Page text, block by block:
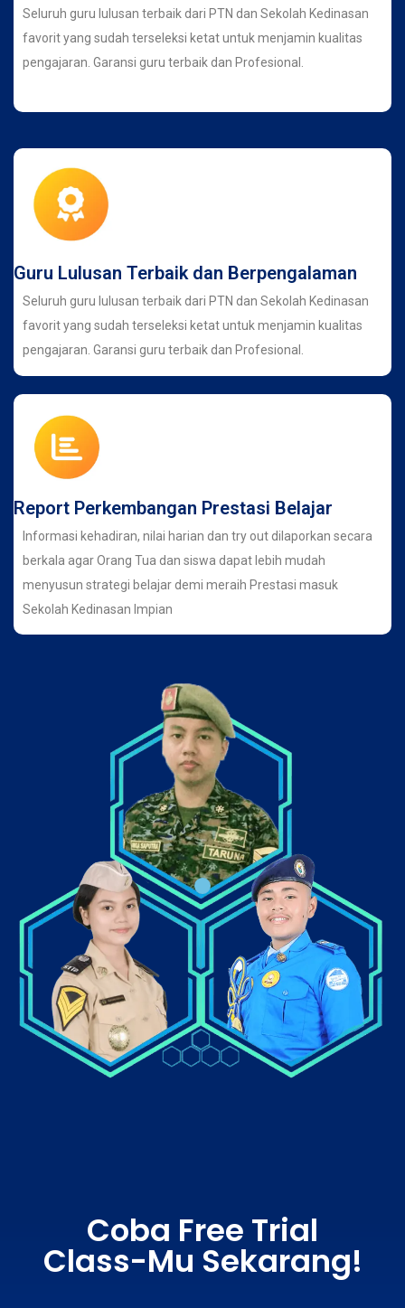
Seluruh guru lulusan terbaik dari PTN dan Sekolah Kedinasan
favorit yang sudah terseleksi ketat untuk menjamin kualitas
pengajaran. Garansi guru terbaik dan Profesional.
Guru Lulusan Terbaik dan Berpengalaman
Seluruh guru lulusan terbaik dari PTN dan Sekolah Kedinasan
favorit yang sudah terseleksi ketat untuk menjamin kualitas
pengajaran. Garansi guru terbaik dan Profesional.
Report Perkembangan Prestasi Belajar
Informasi kehadiran, nilai harian dan try out dilaporkan secara
berkala agar Orang Tua dan siswa dapat lebih mudah
menyusun strategi belajar demi meraih Prestasi masuk
Sekolah Kedinasan Impian
Coba Free Trial
Class-Mu Sekarang!